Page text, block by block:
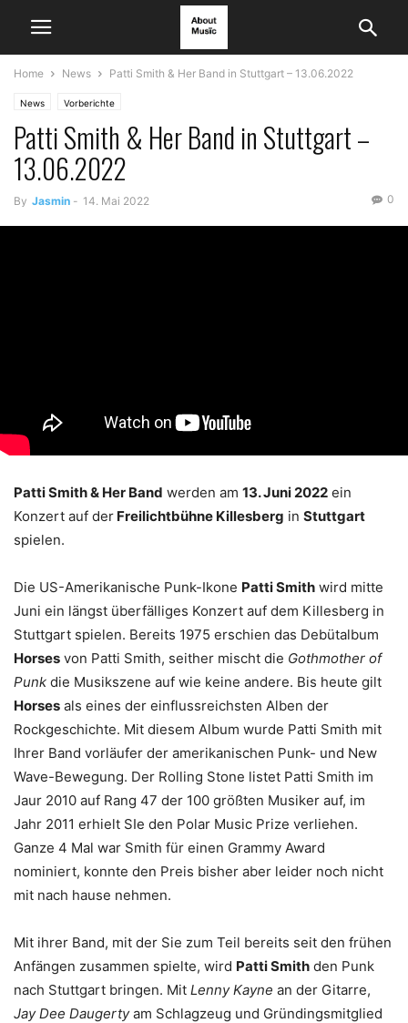
Home News Patti Smith & Her Band in Stuttgart – 13.06.2022
News Vorberichte
Patti Smith & Her Band in Stuttgart –
13.06.2022
By Jasmin - 14. Mai 2022 0
Patti Smith & Her Band werden am 13. Juni 2022 ein
Konzert auf der Freilichtbühne Killesberg in Stuttgart
spielen.
Die US-Amerikanische Punk-Ikone Patti Smith wird mitte
Juni ein längst überfälliges Konzert auf dem Killesberg in
Stuttgart spielen. Bereits 1975 erschien das Debütalbum
Horses von Patti Smith, seither mischt die Gothmother of
Punk die Musikszene auf wie keine andere. Bis heute gilt
Horses als eines der einflussreichsten Alben der
Rockgeschichte. Mit diesem Album wurde Patti Smith mit
Ihrer Band vorläufer der amerikanischen Punk- und New
Wave-Bewegung. Der Rolling Stone listet Patti Smith im
Jaur 2010 auf Rang 47 der 100 größten Musiker auf, im
Jahr 2011 erhielt SIe den Polar Music Prize verliehen.
Ganze 4 Mal war Smith für einen Grammy Award
nominiert, konnte den Preis bisher aber leider noch nicht
mit nach hause nehmen.
Mit ihrer Band, mit der Sie zum Teil bereits seit den frühen
Anfängen zusammen spielte, wird Patti Smith den Punk
nach Stuttgart bringen. Mit Lenny Kayne an der Gitarre,
Jay Dee Daugertyam Schlagzeug und Gründingsmitglied